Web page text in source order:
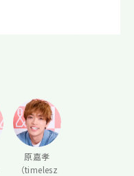
原嘉孝
（timelesz